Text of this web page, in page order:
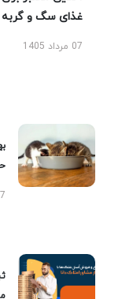
غذای سگ و گربه
07 مرداد 1405
17